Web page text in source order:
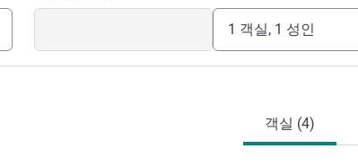
1 객실, 1 성인
객실 (4)